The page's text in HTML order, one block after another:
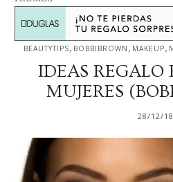
BEAUTYTIPS, BOBBIBROWN , MAKEUP,
IDEAS REGALO
MUJERES
28/12/18